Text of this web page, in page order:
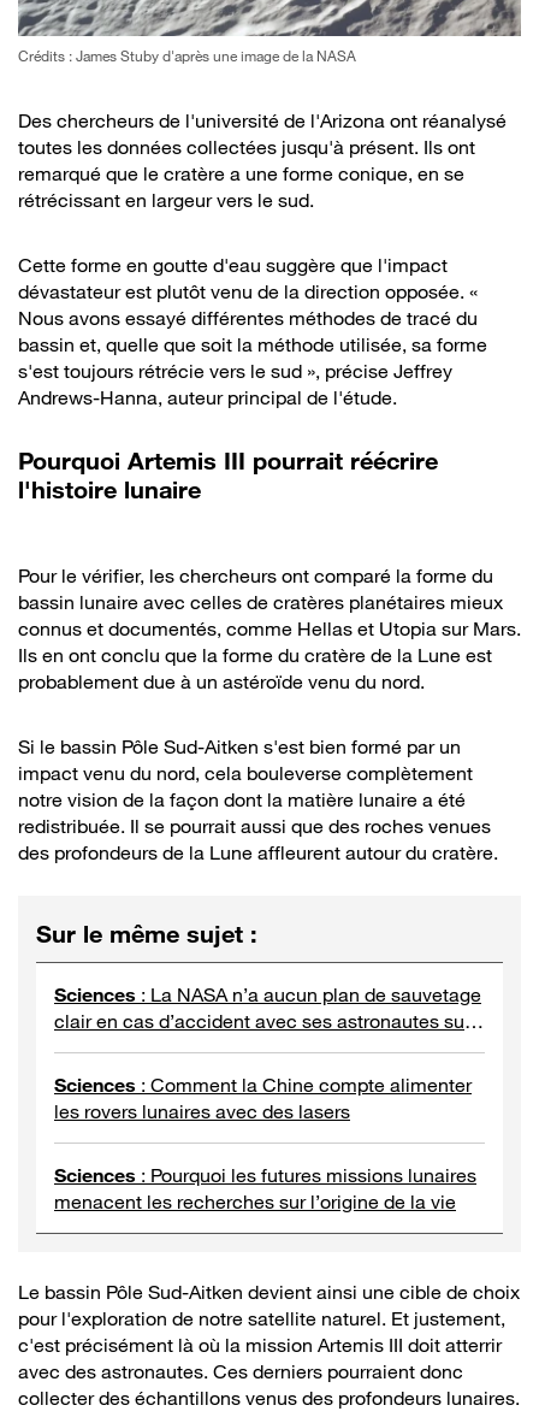
Crédits : James Stuby d'après une image de la NASA
Des chercheurs de l'université de l'Arizona ont réanalysé
toutes les données collectées jusqu'à présent. Ils ont
remarqué que le cratère a une forme conique, en se
rétrécissant en largeur vers le sud.
Cette forme en goutte d'eau suggère que l'impact
dévastateur est plutôt venu de la direction opposée. «
Nous avons essayé différentes méthodes de tracé du
bassin et, quelle que soit la méthode utilisée, sa forme
s'est toujours rétrécie vers le sud », précise Jeffrey
Andrews-Hanna, auteur principal de l'étude.
Pourquoi Artemis III pourrait réécrire
l'histoire lunaire
Pour le vérifier, les chercheurs ont comparé la forme du
bassin lunaire avec celles de cratères planétaires mieux
connus et documentés, comme Hellas et Utopia sur Mars.
Ils en ont conclu que la forme du cratère de la Lune est
probablement due à un astéroïde venu du nord.
Si le bassin Pôle Sud-Aitken s'est bien formé par un
impact venu du nord, cela bouleverse complètement
notre vision de la façon dont la matière lunaire a été
redistribuée. Il se pourrait aussi que des roches venues
des profondeurs de la Lune affleurent autour du cratère.
Sur le même sujet :
Sciences : La NASA n’a aucun plan de sauvetage
clair en cas d’accident avec ses astronautes sur
la Lune
Sciences : Comment la Chine compte alimenter
les rovers lunaires avec des lasers
Sciences : Pourquoi les futures missions lunaires
menacent les recherches sur l’origine de la vie
Le bassin Pôle Sud-Aitken devient ainsi une cible de choix
pour l'exploration de notre satellite naturel. Et justement,
c'est précisément là où la mission Artemis III doit atterrir
avec des astronautes. Ces derniers pourraient donc
collecter des échantillons venus des profondeurs lunaires.